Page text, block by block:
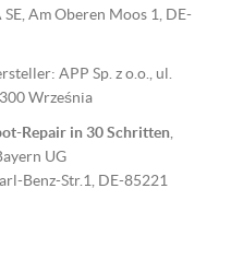
Am Oberen Moos 1, DE-
APP Sp. z o.o., ul.
Września
Repair in 30 Schritten
UG
Benz-Str.1, DE-85221